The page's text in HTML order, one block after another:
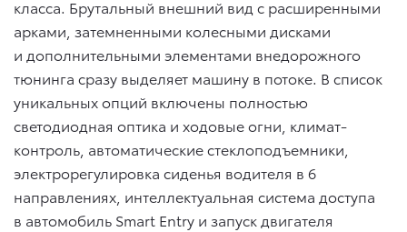
класса. Брутальный внешний вид с расширенными
арками, затемненными колесными дисками
и дополнительными элементами внедорожного
тюнинга сразу выделяет машину в потоке. В список
уникальных опций включены полностью
светодиодная оптика и ходовые огни, климат-
контроль, автоматические стеклоподъемники,
электрорегулировка сиденья водителя в 6
направлениях, интеллектуальная система доступа
в автомобиль Smart Entry и запуск двигателя